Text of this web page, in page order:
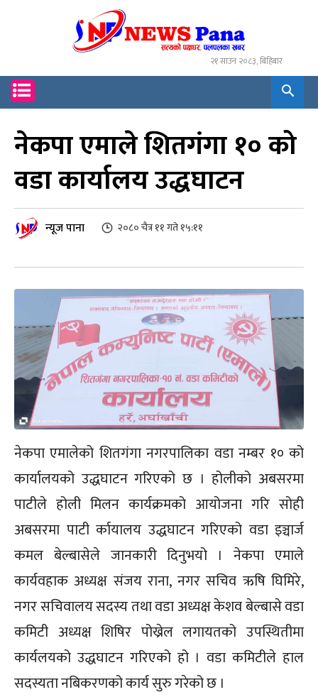
२१ साउन २०८३, बिहिबार
नेकपा एमाले शितगंगा १० को
वडा कार्यालय उद्धघाटन
न्यूज पाना २०८० चैत्र ११ गते १५:११
नेकपा एमालेको शितगंगा नगरपालिका वडा नम्बर १० को
कार्यालयको उद्धघाटन गरिएको छ । होलीको अबसरमा
पाटीले होली मिलन कार्यक्रमको आयोजना गरि सोही
अबसरमा पाटी र्कायालय उद्धघाटन गरिएको वडा इञ्चार्ज
कमल बेल्बासेले जानकारी दिनुभयो । नेकपा एमाले
कार्यवहाक अध्यक्ष संजय राना, नगर सचिव ऋषि घिमिरे,
नगर सचिवालय सदस्य तथा वडा अध्यक्ष केशव बेल्बासे वडा
कमिटी अध्यक्ष शिषिर पोख्रेल लगायतको उपस्थितीमा
कार्यलयको उद्धघाटन गरिएको हो । वडा कमिटीले हाल
सदस्यता नबिकरणको कार्य सुरु गरेको छ ।